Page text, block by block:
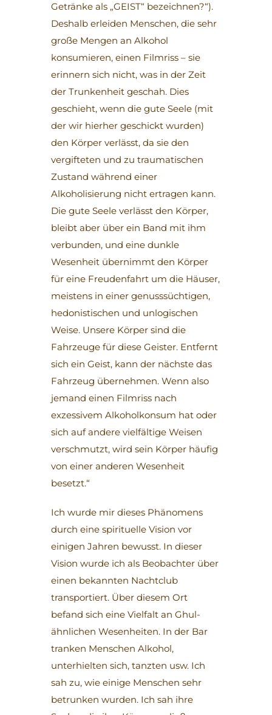
Getränke als „GEIST“ bezeichnen?“).
Deshalb erleiden Menschen, die sehr
große Mengen an Alkohol
konsumieren, einen Filmriss – sie
erinnern sich nicht, was in der Zeit
der Trunkenheit geschah. Dies
geschieht, wenn die gute Seele (mit
der wir hierher geschickt wurden)
den Körper verlässt, da sie den
vergifteten und zu traumatischen
Zustand während einer
Alkoholisierung nicht ertragen kann.
Die gute Seele verlässt den Körper,
bleibt aber über ein Band mit ihm
verbunden, und eine dunkle
Wesenheit übernimmt den Körper
für eine Freudenfahrt um die Häuser,
meistens in einer genusssüchtigen,
hedonistischen und unlogischen
Weise. Unsere Körper sind die
Fahrzeuge für diese Geister. Entfernt
sich ein Geist, kann der nächste das
Fahrzeug übernehmen. Wenn also
jemand einen Filmriss nach
exzessivem Alkoholkonsum hat oder
sich auf andere vielfältige Weisen
verschmutzt, wird sein Körper häufig
von einer anderen Wesenheit
besetzt.“
Ich wurde mir dieses Phänomens
durch eine spirituelle Vision vor
einigen Jahren bewusst. In dieser
Vision wurde ich als Beobachter über
einen bekannten Nachtclub
transportiert. Über diesem Ort
befand sich eine Vielfalt an Ghul-
ähnlichen Wesenheiten. In der Bar
tranken Menschen Alkohol,
unterhielten sich, tanzten usw. Ich
sah zu, wie einige Menschen sehr
betrunken wurden. Ich sah ihre